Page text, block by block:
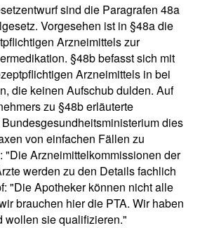
sind die Paragrafen 48a
Vorgesehen ist in §48a die
Arzneimittels zur
§48b befasst sich mit
Arzneimittels in bei
die keinen Aufschub dulden. Auf
zu §48b erläuterte
dies
von einfachen Fällen zu
"Die Arzneimittelkommissionen der
werden zu den Details fachlich
"Die Apotheker können nicht alle
brauchen hier die PTA. Wir haben
wollen sie qualifizieren."